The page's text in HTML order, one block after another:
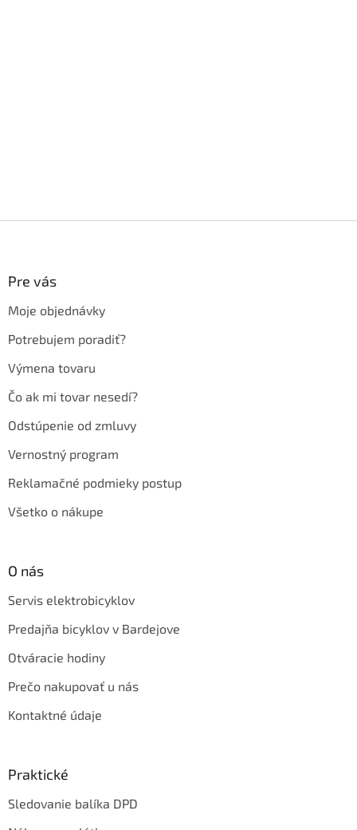
Pre vás
Moje objednávky
Potrebujem poradiť?
Výmena tovaru
Čo ak mi tovar nesedí?
Odstúpenie od zmluvy
Vernostný program
Reklamačné podmieky postup
Všetko o nákupe
O nás
Servis elektrobicyklov
Predajňa bicyklov v Bardejove
Otváracie hodiny
Prečo nakupovať u nás
Kontaktné údaje
Praktické
Sledovanie balíka DPD